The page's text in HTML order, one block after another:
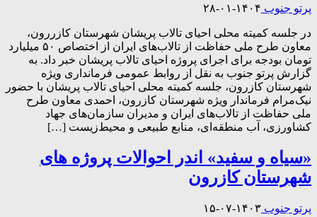
پرتو جنوب ۱۴۰۴-۰۱-۲۸
در جلسه کمیته محلی احیای تالاب پریشان شهرستان کازررون،
معاون طرح ملی حفاظت از تالاب‌های ایران از اختصاص ۵۰ میلیارد
تومان بودجه برای اجرای پروژه احیای تالاب پریشان خبر داد. به
گزارش پرتو جنوب به نقل از روابط عمومی فرمانداری ویژه
شهرستان کازرون، جلسه کمیته محلی احیای تالاب پریشان با حضور
نیک‌مرام فرماندار ویژه شهرستان کازرون، احمدی معاون طرح
ملی حفاظت از تالاب‌های ایران و مدیران سازمان‌های جهاد
کشاورزی، آب منطقه‌ای، منابع طبیعی و محیط‌زیست […]
«سیاه و سفید» اندر احوالات پروژه های
شهرستان کازرون
پرتو جنوب ۱۴۰۳-۰۷-۱۵